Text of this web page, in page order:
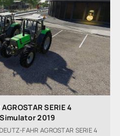
SERIE 4
2019
FAHR AGROSTAR SERIE 4